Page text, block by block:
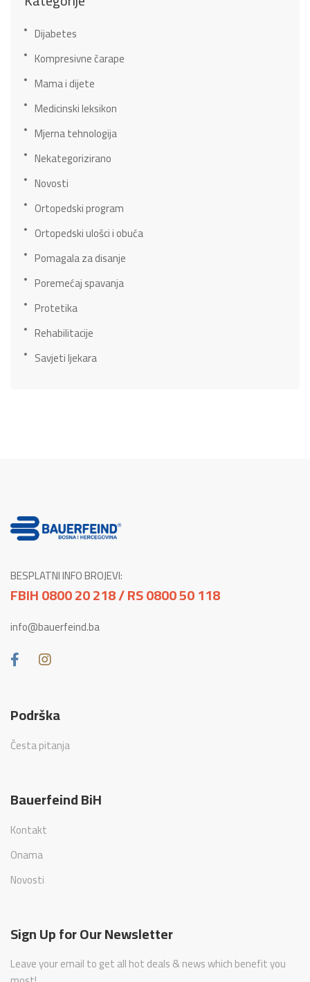
Dijabetes
Kompresivne čarape
Mama i dijete
Medicinski leksikon
Mjerna tehnologija
Nekategorizirano
Novosti
Ortopedski program
Ortopedski ulošci i obuća
Pomagala za disanje
Poremećaj spavanja
Protetika
Rehabilitacije
Savjeti ljekara
BESPLATNI INFO BROJEVI:
FBIH 0800 20 218 / RS 0800 50 118
info@bauerfeind.ba
Podrška
Česta pitanja
Bauerfeind BiH
Kontakt
Onama
Novosti
Sign Up for Our Newsletter
Leave your email to get all hot deals & news which benefit you